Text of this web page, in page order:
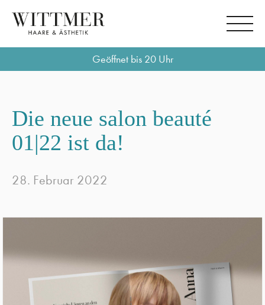
Geöffnet bis 20 Uhr
Die neue salon beauté
01|22 ist da!
28. Februar 2022